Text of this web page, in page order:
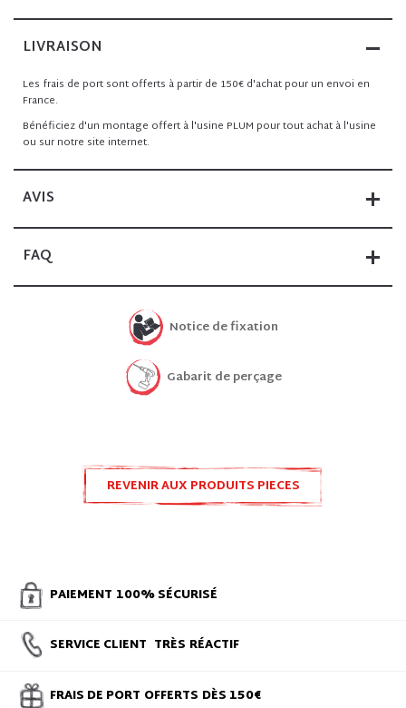
LIVRAISON
Les frais de port sont offerts à partir de 150€ d'achat pour un envoi en
France.
Bénéficiez d'un montage offert à l'usine PLUM pour tout achat à l'usine
ou sur notre site internet.
AVIS
FAQ
Notice de fixation
Gabarit de perçage
REVENIR AUX PRODUITS PIECES
PAIEMENT 100% SÉCURISÉ
SERVICE CLIENT TRÈS RÉACTIF
FRAIS DE PORT OFFERTS DÈS 150€